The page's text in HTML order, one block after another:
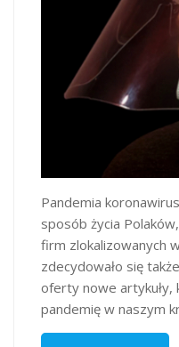
Pandemia
sposób życia
firm zlokalizowanych
zdecydowało się
oferty nowe
pandemię w naszym